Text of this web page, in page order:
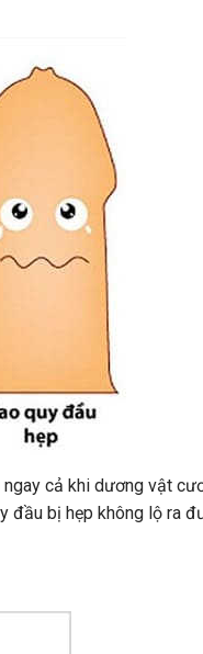
cả khi dương vật
đầu bị hẹp không lộ ra